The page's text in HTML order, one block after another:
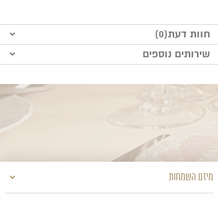
חוות דעת(0)
הוסף חוות דעתשירותים נוספים
מיזם השמחות